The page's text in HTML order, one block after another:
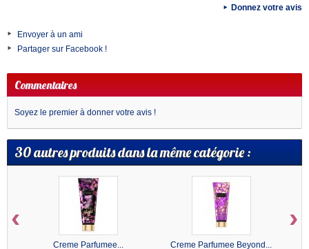
Donnez votre avis
Envoyer à un ami
Partager sur Facebook !
Commentaires
Soyez le premier à donner votre avis !
30 autres produits dans la même catégorie :
Creme Parfumee... Creme Parfumee Beyond...
‹ ›